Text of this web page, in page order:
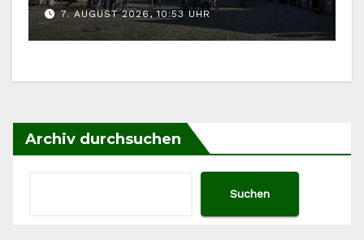
7. AUGUST 2026, 10:53 UHR
Archiv durchsuchen
Suchen